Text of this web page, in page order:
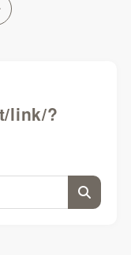
link/?